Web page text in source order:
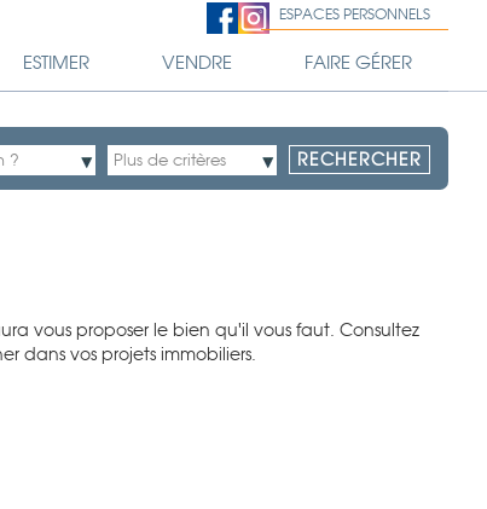
ESPACES PERSONNELS
ESTIMER VENDRE FAIRE GÉRER
vous proposer le bien qu'il vous faut. Consultez
dans vos projets immobiliers.